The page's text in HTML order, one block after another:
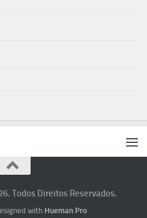
Todos Direitos Reservados.
with Hueman Pro